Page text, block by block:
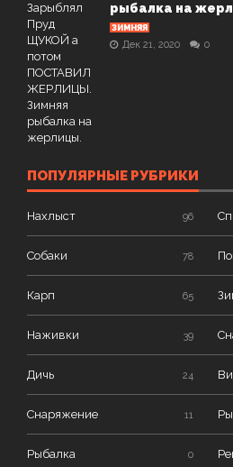
рыбалка на
ЗИМНЯЯ
Дек 21, 2020 0
ПОПУЛЯРНЫЕ РУБРИКИ
Нахлыст 96
Собаки 78
Карп 65
Наживки 39
Дичь 24
Снаряжение 11
Рыбалка 0